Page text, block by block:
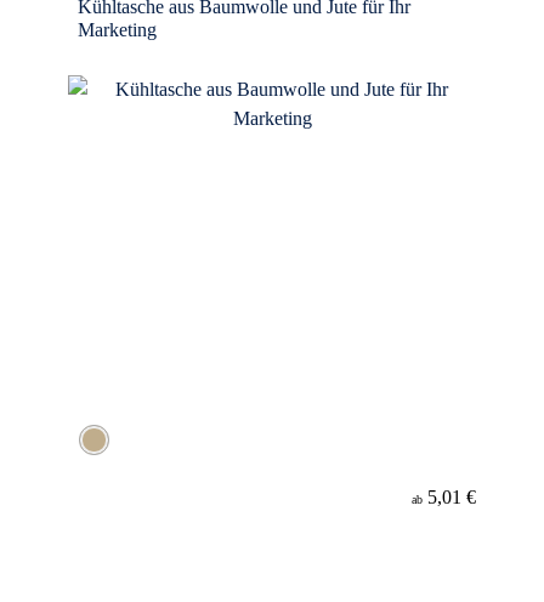
Kühltasche aus Baumwolle und Jute für Ihr
Marketing
ab 5,01 €